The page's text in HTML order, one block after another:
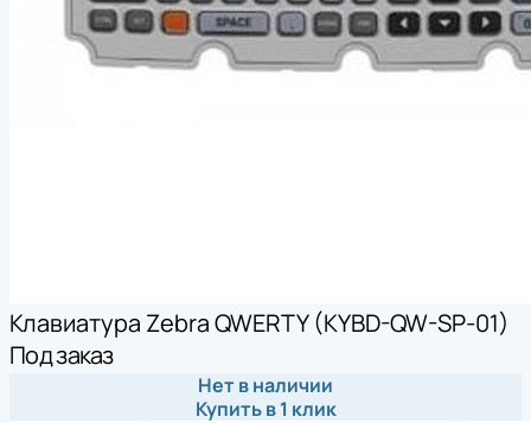
Клавиатура Zebra QWERTY (KYBD-QW-SP-01)
Под заказ
Нет в наличии
Купить в 1 клик